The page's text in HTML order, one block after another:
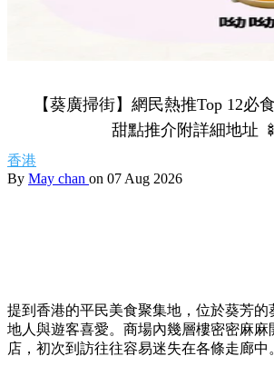
【葵廣掃街】網民熱推Top 12必
甜點推介附詳細地址
香港
By May chan on 07 Aug 2026
提到香港的平民美食聚集地，位於葵芳的
地人與遊客喜愛。商場內幾層樓密密麻麻
店，初次到訪往往容易迷失在各條走廊中